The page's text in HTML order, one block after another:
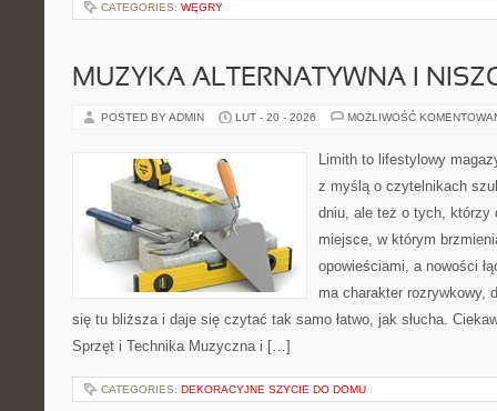
CATEGORIES: WĘGRY
MUZYKA ALTERNATYWNA I
POSTED BY ADMIN LUT - 20 - 2026 MOŻLIWOŚĆ
Limith to lifestylowy
z myślą o czytelnikach
dniu, ale też o tych, którzy
miejsce, w którym
opowieściami, a nowości
ma charakter rozrywkowy,
się tu bliższa i daje się czytać tak samo łatwo, jak słucha.
Sprzęt i Technika Muzyczna i […]
CATEGORIES: DEKORACYJNE SZYCIE DO DOMU